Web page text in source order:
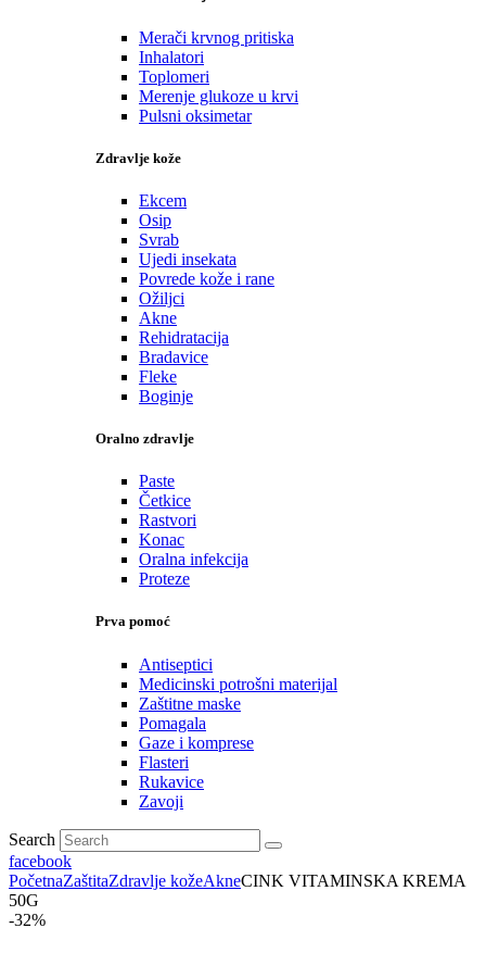
Merači krvnog pritiska
Inhalatori
Toplomeri
Merenje glukoze u krvi
Pulsni oksimetar
Zdravlje kože
Ekcem
Osip
Svrab
Ujedi insekata
Povrede kože i rane
Ožiljci
Akne
Rehidratacija
Bradavice
Fleke
Boginje
Oralno zdravlje
Paste
Četkice
Rastvori
Konac
Oralna infekcija
Proteze
Prva pomoć
Antiseptici
Medicinski potrošni materijal
Zaštitne maske
Pomagala
Gaze i komprese
Flasteri
Rukavice
Zavoji
Search
facebook
PočetnaZaštitaZdravlje kožeAkneCINK VITAMINSKA KREMA
50G
-32%